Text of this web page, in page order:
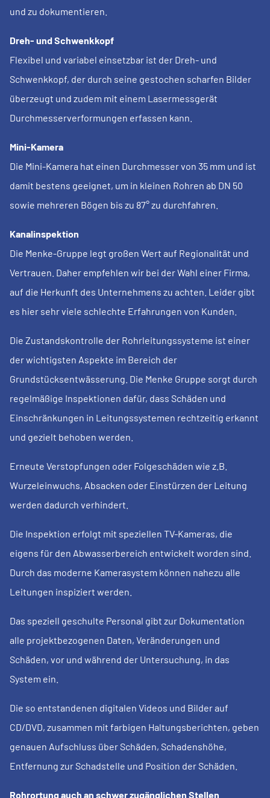
und zu dokumentieren.
Dreh- und Schwenkkopf
Flexibel und variabel einsetzbar ist der Dreh- und
Schwenkkopf, der durch seine gestochen scharfen Bilder
überzeugt und zudem mit einem Lasermessgerät
Durchmesserverformungen erfassen kann.
Mini-Kamera
Die Mini-Kamera hat einen Durchmesser von 35 mm und ist
damit bestens geeignet, um in kleinen Rohren ab DN 50
sowie mehreren Bögen bis zu 87° zu durchfahren.
Kanalinspektion
Die Menke-Gruppe legt großen Wert auf Regionalität und
Vertrauen. Daher empfehlen wir bei der Wahl einer Firma,
auf die Herkunft des Unternehmens zu achten. Leider gibt
es hier sehr viele schlechte Erfahrungen von Kunden.
Die Zustandskontrolle der Rohrleitungssysteme ist einer
der wichtigsten Aspekte im Bereich der
Grundstücksentwässerung. Die Menke Gruppe sorgt durch
regelmäßige Inspektionen dafür, dass Schäden und
Einschränkungen in Leitungssystemen rechtzeitig erkannt
und gezielt behoben werden.
Erneute Verstopfungen oder Folgeschäden wie z.B.
Wurzeleinwuchs, Absacken oder Einstürzen der Leitung
werden dadurch verhindert.
Die Inspektion erfolgt mit speziellen TV-Kameras, die
eigens für den Abwasserbereich entwickelt worden sind.
Durch das moderne Kamerasystem können nahezu alle
Leitungen inspiziert werden.
Das speziell geschulte Personal gibt zur Dokumentation
alle projektbezogenen Daten, Veränderungen und
Schäden, vor und während der Untersuchung, in das
System ein.
Die so entstandenen digitalen Videos und Bilder auf
CD/DVD, zusammen mit farbigen Haltungsberichten, geben
genauen Aufschluss über Schäden, Schadenshöhe,
Entfernung zur Schadstelle und Position der Schäden.
Rohrortung auch an schwer zugänglichen Stellen